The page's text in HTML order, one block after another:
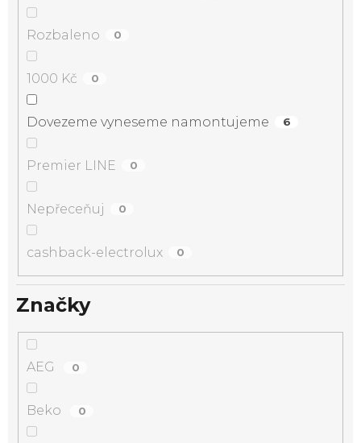
Rozbaleno 0
1000 Kč 0
Dovezeme vyneseme namontujeme 6
Premier LINE 0
Nepřeceňuj 0
cashback-electrolux 0
Značky
AEG 0
Beko 0